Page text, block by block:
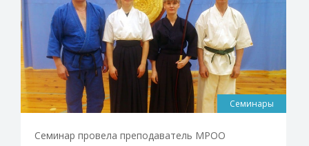
Семинары
Семинар провела преподаватель МРОО